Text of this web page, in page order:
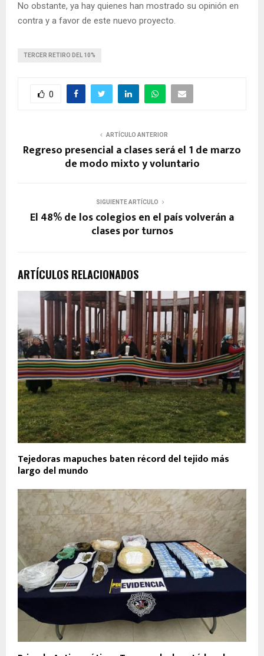
No obstante, ya hay quienes han mostrado su opinión en
contra y a favor de este nuevo proyecto.
TERCER RETIRO DEL 10%
0
ARTÍCULO ANTERIOR
Regreso presencial a clases será el 1 de marzo
de modo mixto y voluntario
SIGUIENTE ARTÍCULO
El 48% de los colegios en el país volverán a
clases por turnos
ARTÍCULOS RELACIONADOS
Tejedoras mapuches baten récord del tejido más
largo del mundo